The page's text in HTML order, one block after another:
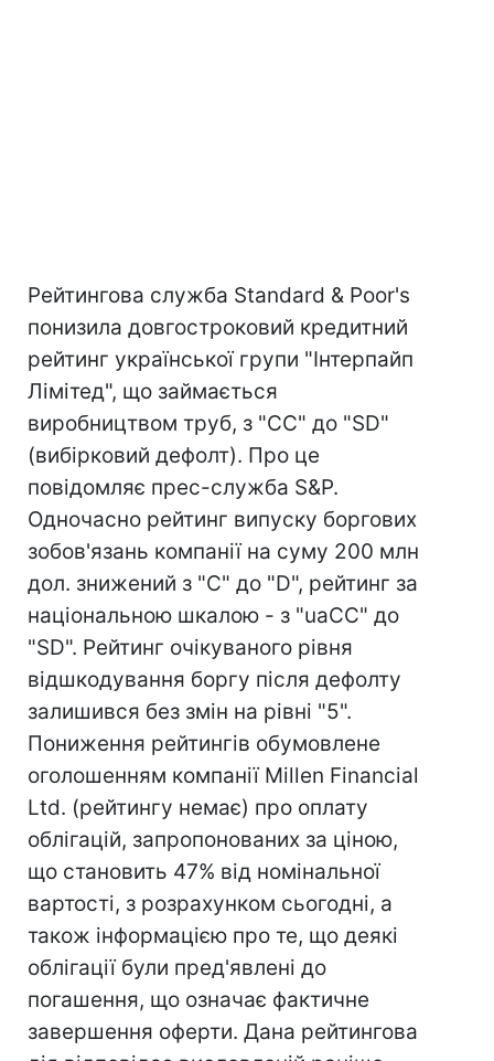
Рейтингова служба Standard & Poor's
понизила довгостроковий кредитний
рейтинг української групи "Інтерпайп
Лімітед", що займається
виробництвом труб, з "СС" до "SD"
(вибірковий дефолт). Про це
повідомляє прес-служба S&P.
Одночасно рейтинг випуску боргових
зобов'язань компанії на суму 200 млн
дол. знижений з "С" до "D", рейтинг за
національною шкалою - з "uaCC" до
"SD". Рейтинг очікуваного рівня
відшкодування боргу після дефолту
залишився без змін на рівні "5".
Пониження рейтингів обумовлене
оголошенням компанії Millen Financial
Ltd. (рейтингу немає) про оплату
облігацій, запропонованих за ціною,
що становить 47% від номінальної
вартості, з розрахунком сьогодні, а
також інформацією про те, що деякі
облігації були пред'явлені до
погашення, що означає фактичне
завершення оферти. Дана рейтингова